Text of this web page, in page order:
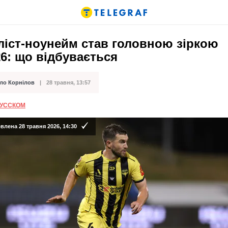
ноунейм став головною зіркою
що відбувається
Корнілов 28 травня, 13:57
28 травня 2026, 14:30